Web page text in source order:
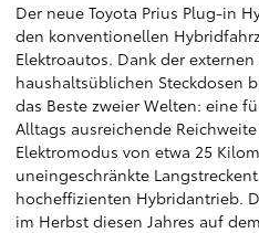
Der neue Toyota Prius Plug-in
den konventionellen
Elektroautos. Dank der
haushaltsüblichen Steckdosen
das Beste zweier Welten: eine
Alltags ausreichende
Elektromodus von etwa 25
uneingeschränkte
hocheffizienten Hybridantrieb.
im Herbst diesen Jahres auf